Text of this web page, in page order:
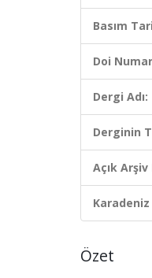
Basım
Doi
Dergi Adı:
Derginin
Açık
Özet